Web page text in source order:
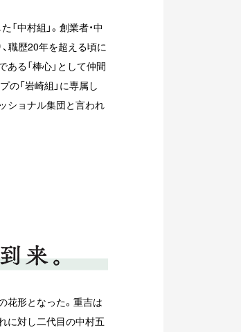
「中村組」。創業者・中
職歴20年を超える頃に
る「棒心」として仲間
「岩崎組」に専属し
ショナル集団と言われ
花形となった。重吉は
に対し二代目の中村五